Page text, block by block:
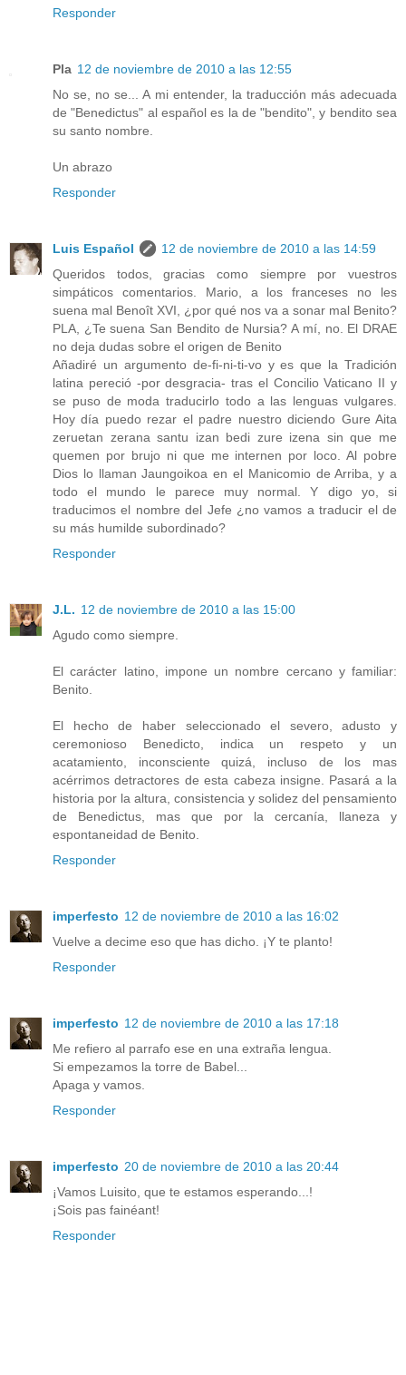
Responder
Pla 12 de noviembre de 2010 a las 12:55
No se, no se... A mi entender, la traducción más adecuada
de "Benedictus" al español es la de "bendito", y bendito sea
su santo nombre.
Un abrazo
Responder
Luis Español
12 de noviembre de 2010 a las 14:59
Queridos todos, gracias como siempre por vuestros
simpáticos comentarios. Mario, a los franceses no les
suena mal Benoît XVI, ¿por qué nos va a sonar mal Benito?
PLA, ¿Te suena San Bendito de Nursia? A mí, no. El DRAE
no deja dudas sobre el origen de Benito
Añadiré un argumento de-fi-ni-ti-vo y es que la Tradición
latina pereció -por desgracia- tras el Concilio Vaticano II y
se puso de moda traducirlo todo a las lenguas vulgares.
Hoy día puedo rezar el padre nuestro diciendo Gure Aita
zeruetan zerana santu izan bedi zure izena sin que me
quemen por brujo ni que me internen por loco. Al pobre
Dios lo llaman Jaungoikoa en el Manicomio de Arriba, y a
todo el mundo le parece muy normal. Y digo yo, si
traducimos el nombre del Jefe ¿no vamos a traducir el de
su más humilde subordinado?
Responder
J.L. 12 de noviembre de 2010 a las 15:00
Agudo como siempre.
El carácter latino, impone un nombre cercano y familiar:
Benito.
El hecho de haber seleccionado el severo, adusto y
ceremonioso Benedicto, indica un respeto y un
acatamiento, inconsciente quizá, incluso de los mas
acérrimos detractores de esta cabeza insigne. Pasará a la
historia por la altura, consistencia y solidez del pensamiento
de Benedictus, mas que por la cercanía, llaneza y
espontaneidad de Benito.
Responder
imperfesto 12 de noviembre de 2010 a las 16:02
Vuelve a decime eso que has dicho. ¡Y te planto!
Responder
imperfesto 12 de noviembre de 2010 a las 17:18
Me refiero al parrafo ese en una extraña lengua.
Si empezamos la torre de Babel...
Apaga y vamos.
Responder
imperfesto 20 de noviembre de 2010 a las 20:44
¡Vamos Luisito, que te estamos esperando...!
¡Sois pas fainéant!
Responder